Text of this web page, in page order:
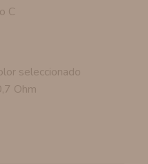
C
seleccionado
Ohm